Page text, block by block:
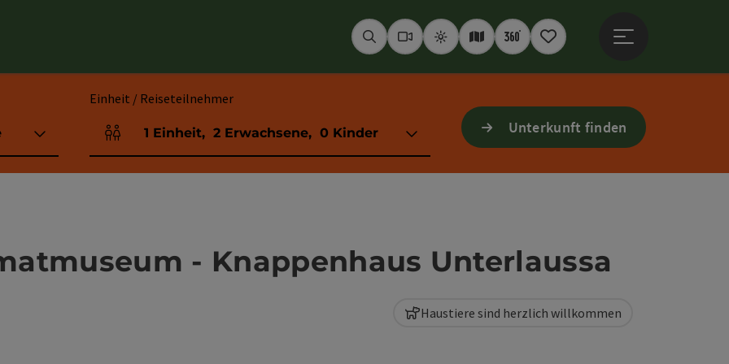
SuchenWebcams
WetterInteraktive Karte
360° Panoramen
Merkzettel
Einheit / Reiseteilnehmer
Einheitenanzahl und Personenfelder
1 Einheit, 2 Erwachsene, 0 Kinder Unterkunft finden
- Knappenhaus Unterlaussa
Haustiere sind herzlich willkommen